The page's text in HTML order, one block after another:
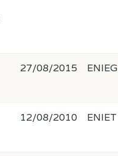
27/08/2015 ENIEG
12/08/2010 ENIET